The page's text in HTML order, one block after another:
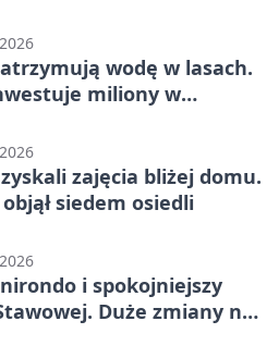
wodę w lasach.
miliony w
zajęcia bliżej domu.
siedem osiedli
i spokojniejszy
Duże zmiany na